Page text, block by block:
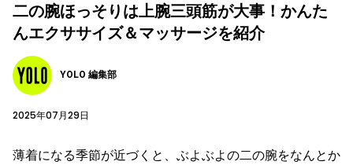
二の腕ほっそりは上腕三頭筋が大事！かんた
んエクササイズ＆マッサージを紹介
YOLO 編集部
2025年07月29日
薄着になる季節が近づくと、ぶよぶよの二の腕をなんとか